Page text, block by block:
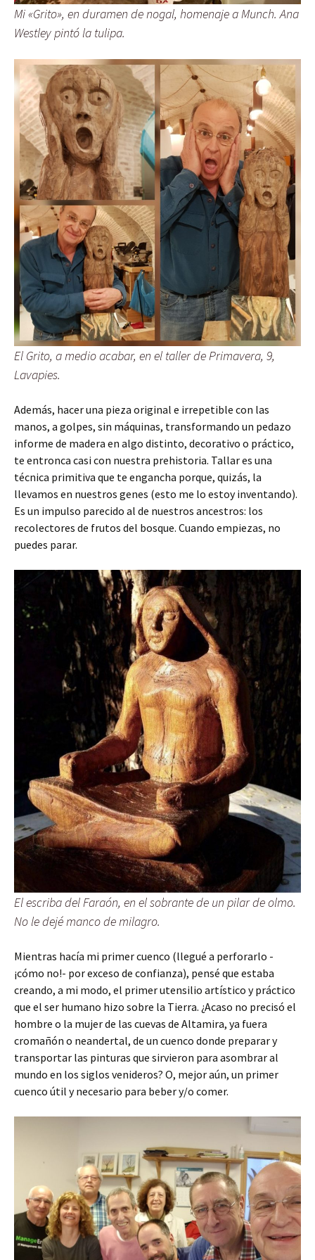
Mi «Grito», en duramen de nogal, homenaje a Munch. Ana
Westley pintó la tulipa.
El Grito, a medio acabar, en el taller de Primavera, 9,
Lavapies.
Además, hacer una pieza original e irrepetible con las
manos, a golpes, sin máquinas, transformando un pedazo
informe de madera en algo distinto, decorativo o práctico,
te entronca casi con nuestra prehistoria. Tallar es una
técnica primitiva que te engancha porque, quizás, la
llevamos en nuestros genes (esto me lo estoy inventando).
Es un impulso parecido al de nuestros ancestros: los
recolectores de frutos del bosque. Cuando empiezas, no
puedes parar.
El escriba del Faraón, en el sobrante de un pilar de olmo.
No le dejé manco de milagro.
Mientras hacía mi primer cuenco (llegué a perforarlo -
¡cómo no!- por exceso de confianza), pensé que estaba
creando, a mi modo, el primer utensilio artístico y práctico
que el ser humano hizo sobre la Tierra. ¿Acaso no precisó el
hombre o la mujer de las cuevas de Altamira, ya fuera
cromañón o neandertal, de un cuenco donde preparar y
transportar las pinturas que sirvieron para asombrar al
mundo en los siglos venideros? O, mejor aún, un primer
cuenco útil y necesario para beber y/o comer.